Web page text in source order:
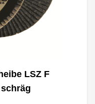
LSZ F
schräg